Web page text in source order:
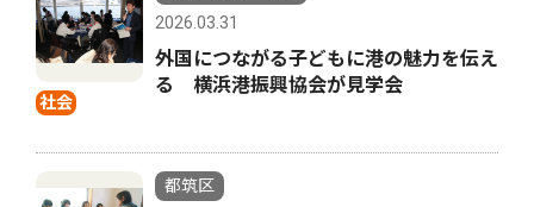
社会
2026.03.31
外国につながる子どもに港の魅力を伝え
る 横浜港振興協会が見学会
都筑区